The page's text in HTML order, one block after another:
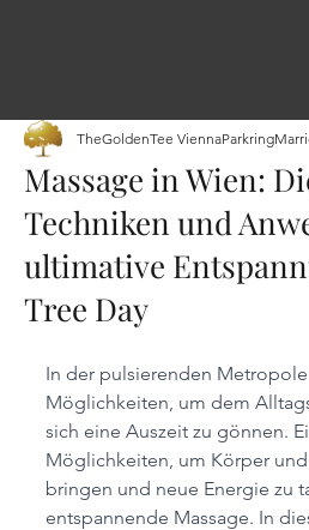
Massage in Wien:
Techniken und
ultimative
Tree Day
TheGoldenTee
In der pulsierenden
Möglichkeiten, um dem
sich eine Auszeit zu gönnen.
Möglichkeiten, um Körper
bringen und neue Energie zu
entspannende Massage. In